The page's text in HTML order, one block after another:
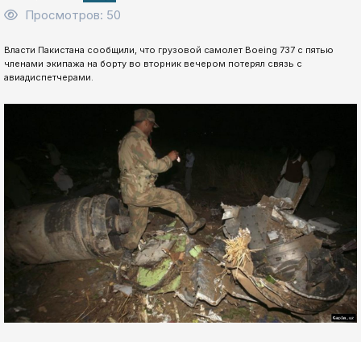
Просмотров: 50
Власти Пакистана сообщили, что грузовой самолет Boeing 737 с пятью
членами экипажа на борту во вторник вечером потерял связь с
авиадиспетчерами.